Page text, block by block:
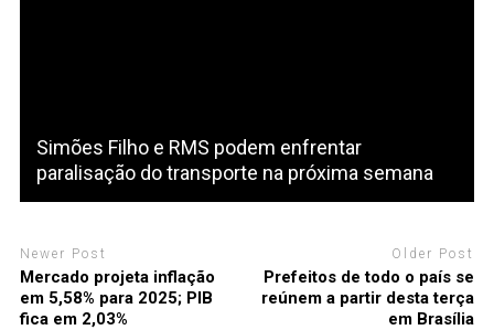
Simões Filho e RMS podem enfrentar
paralisação do transporte na próxima semana
Newer Post
Mercado projeta inflação
em 5,58% para 2025; PIB
fica em 2,03%
Older Post
Prefeitos de todo o país se
reúnem a partir desta terça
em Brasília